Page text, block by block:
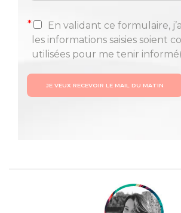
*
En validant ce formulaire,
les informations saisies soient
utilisées pour me tenir
JE VEUX RECEVOIR LE MAIL DU MATIN